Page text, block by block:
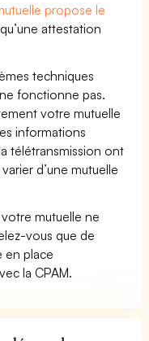
propose le
attestation
techniques
fonctionne pas.
votre mutuelle
informations
télétransmission ont
d’une mutuelle
mutuelle ne
vous que de
en place
la CPAM.